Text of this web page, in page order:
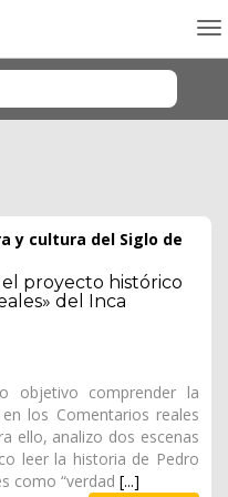
y cultura del Siglo de
proyecto histórico
del Inca
objetivo comprender la
los Comentarios reales
ello, analizo dos escenas
leer la historia de Pedro
como “verdad [...]